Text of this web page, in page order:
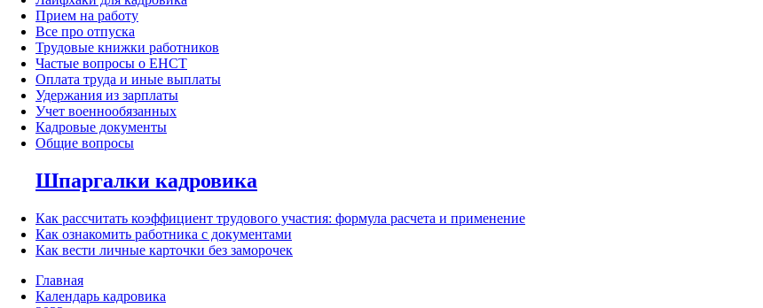
Прием на работу
Все про отпуска
Трудовые книжки работников
Частые вопросы о ЕНСТ
Оплата труда и иные выплаты
Удержания из зарплаты
Учет военнообязанных
Кадровые документы
Общие вопросы
Шпаргалки кадровика
Как рассчитать коэффициент трудового участия: формула расчета и применение
Как ознакомить работника с документами
Как вести личные карточки без заморочек
Главная
Календарь кадровика